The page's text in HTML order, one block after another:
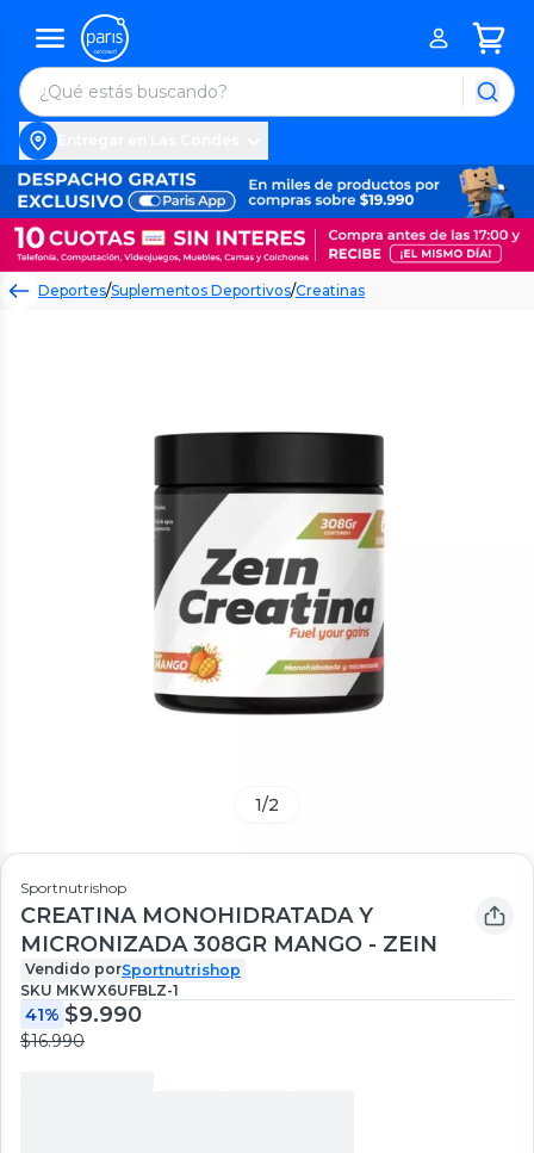
Deportes/Suplementos Deportivos/Creatinas
1/2
Sportnutrishop
CREATINA MONOHIDRATADA Y
MICRONIZADA 308GR MANGO - ZEIN
Vendido porSportnutrishop
SKU MKWX6UFBLZ-1
41% $9.990
$16.990